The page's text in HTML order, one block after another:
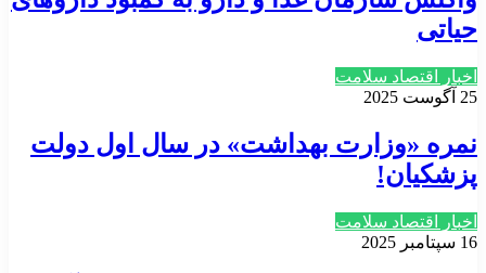
حیاتی
اخبار اقتصاد سلامت
25 آگوست 2025
نمره «وزارت بهداشت» در سال اول دولت
پزشکیان!
اخبار اقتصاد سلامت
16 سپتامبر 2025